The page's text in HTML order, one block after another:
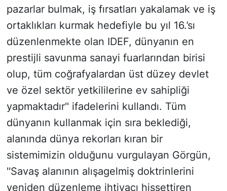
pazarlar bulmak, iş fırsatları yakalamak ve iş
ortaklıkları kurmak hedefiyle bu yıl 16.’sı
düzenlenmekte olan IDEF, dünyanın en
prestijli savunma sanayi fuarlarından birisi
olup, tüm coğrafyalardan üst düzey devlet
ve özel sektör yetkililerine ev sahipliği
yapmaktadır'' ifadelerini kullandı. Tüm
dünyanın kullanmak için sıra beklediği,
alanında dünya rekorları kıran bir
sistemimizin olduğunu vurgulayan Görgün,
''Savaş alanının alışagelmiş doktrinlerini
yeniden düzenleme ihtiyacı hissettiren